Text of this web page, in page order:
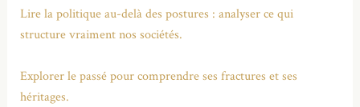
Lire la politique au-delà des postures : analyser ce qui
structure vraiment nos sociétés.
Explorer le passé pour comprendre ses fractures et ses
héritages.